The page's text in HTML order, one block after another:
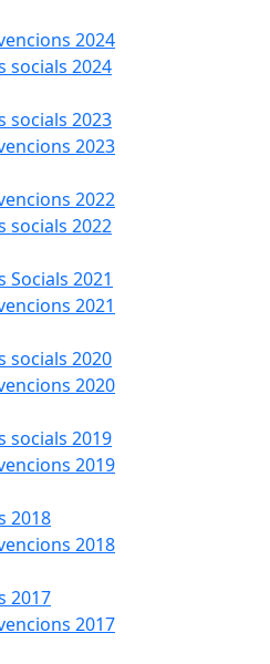
2024
socials 2024
socials 2023
2023
2022
socials 2022
Socials 2021
2021
socials 2020
2020
socials 2019
2019
2018
2018
2017
2017